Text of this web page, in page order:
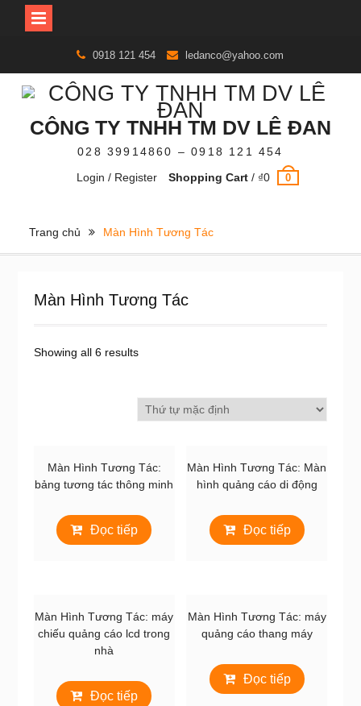
content
0918 121 454 ledanco@yahoo.com
CÔNG TY TNHH TM DV LÊ ĐAN
028 39914860 – 0918 121 454
Login / Register
Shopping Cart / ₫0 0
Trang chủ Màn Hình Tương Tác
Màn Hình Tương Tác
Showing all 6 results
Màn Hình Tương Tác:
bảng tương tác thông minh
Đọc tiếp
Màn Hình Tương Tác: Màn
hình quảng cáo di động
Đọc tiếp
Màn Hình Tương Tác: máy
chiếu quảng cáo lcd trong
nhà
Đọc tiếp
Màn Hình Tương Tác: máy
quảng cáo thang máy
Đọc tiếp